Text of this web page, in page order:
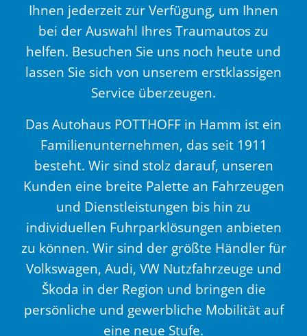
Ihnen jederzeit zur Verfügung, um Ihnen
bei der Auswahl Ihres Traumautos zu
helfen. Besuchen Sie uns noch heute und
lassen Sie sich von unserem erstklassigen
Service überzeugen.
Das Autohaus POTTHOFF in Hamm ist ein
Familienunternehmen, das seit 1911
besteht. Wir sind stolz darauf, unseren
Kunden eine breite Palette an Fahrzeugen
und Dienstleistungen bis hin zu
individuellen Fuhrparklösungen anbieten
zu können. Wir sind der größte Händler für
Volkswagen, Audi, VW Nutzfahrzeuge und
Škoda in der Region und bringen die
persönliche und gewerbliche Mobilität auf
eine neue Stufe.